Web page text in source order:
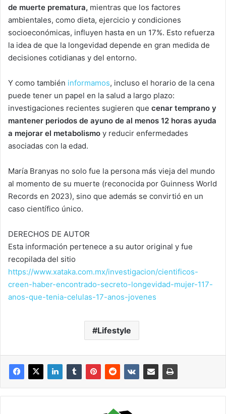
de muerte prematura, mientras que los factores
ambientales, como dieta, ejercicio y condiciones
socioeconómicas, influyen hasta en un 17%. Esto refuerza
la idea de que la longevidad depende en gran medida de
decisiones cotidianas y del entorno.
Y como también informamos, incluso el horario de la cena
puede tener un papel en la salud a largo plazo:
investigaciones recientes sugieren que cenar temprano y
mantener periodos de ayuno de al menos 12 horas ayuda
a mejorar el metabolismo y reducir enfermedades
asociadas con la edad.
María Branyas no solo fue la persona más vieja del mundo
al momento de su muerte (reconocida por Guinness World
Records en 2023), sino que además se convirtió en un
caso científico único.
DERECHOS DE AUTOR
Esta información pertenece a su autor original y fue
recopilada del sitio
https://www.xataka.com.mx/investigacion/cientificos-
creen-haber-encontrado-secreto-longevidad-mujer-117-
anos-que-tenia-celulas-17-anos-jovenes
Lifestyle